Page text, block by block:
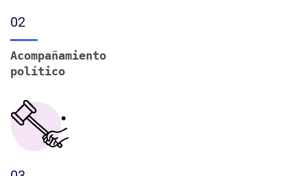
02
Acompañamiento
político